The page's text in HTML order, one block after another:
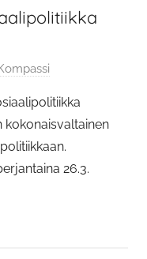
kokonaisvaltainen
26.3.